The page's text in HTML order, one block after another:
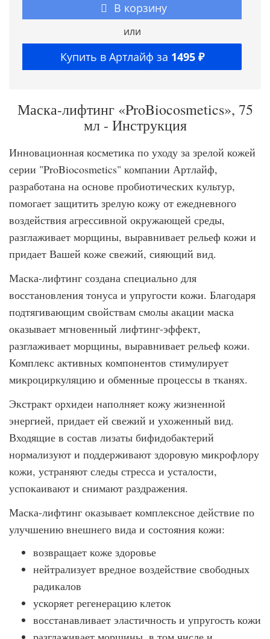
В корзину
или
Купить в Артлайф за 1495 ₽
Маска-лифтинг «ProBiocosmetics», 75
мл - Инструкция
Инновационная косметика по уходу за зрелой кожей
серии "ProBiocosmetics" компании Артлайф,
разработана на основе пробиотических культур,
помогает защитить зрелую кожу от ежедневного
воздействия агрессивной окружающей среды,
разглаживает морщины, выравнивает рельеф кожи и
придает Вашей коже свежий, сияющий вид.
Маска-лифтинг создана специально для
восстановления тонуса и упругости кожи. Благодаря
подтягивающим свойствам смолы акации маска
оказывает мгновенный лифтинг-эффект,
разглаживает морщины, выравнивает рельеф кожи.
Комплекс активных компонентов стимулирует
микроциркуляцию и обменные процессы в тканях.
Экстракт орхидеи наполняет кожу жизненной
энергией, придает ей свежий и ухоженный вид.
Входящие в состав лизаты бифидобактерий
нормализуют и поддерживают здоровую микрофлору
кожи, устраняют следы стресса и усталости,
успокаивают и снимают раздражения.
Маска-лифтинг оказывает комплексное действие по
улучшению внешнего вида и состояния кожи:
возвращает коже здоровье
нейтрализует вредное воздействие свободных
радикалов
ускоряет регенерацию клеток
восстанавливает эластичность и упругость кожи